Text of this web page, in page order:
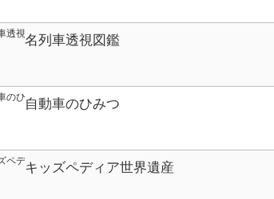
名列車透視図鑑
自動車のひみつ
キッズペディア世界遺産